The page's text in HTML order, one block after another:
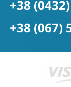
+38
+38 (067)